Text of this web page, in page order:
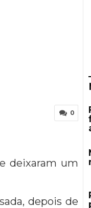
0
deixaram um
depois de